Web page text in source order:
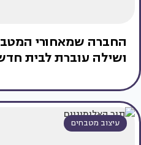
החברה שמאחורי
ושילה עוברת לבית
עיצוב מטבחים